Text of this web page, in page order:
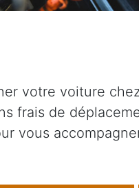
votre voiture
frais de
vous